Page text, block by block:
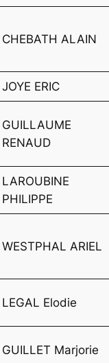
CHEBATH ALAIN
JOYE ERIC
GUILLAUME
RENAUD
LAROUBINE
PHILIPPE
WESTPHAL ARIEL
LEGAL Elodie
GUILLET Marjorie